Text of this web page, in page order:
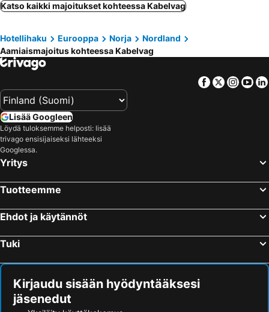
Katso kaikki majoitukset kohteessa Kabelvag
Hotellihaku Eurooppa Norja
Nordland
Aamiaismajoitus kohteessa Kabelvag
Facebook
Twitter
Lisää Googleen
Löydä tuloksemme helposti: lisää
trivago ensisijaiseksi lähteeksi
Googlessa.
Yritys
Tuotteemme
Ehdot ja käytännöt
Tuki
Kirjaudu sisään hyödyntääksesi
jäsenedut